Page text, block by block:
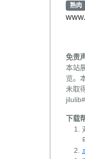
熟肉
免责
本站
览。
未取
下载